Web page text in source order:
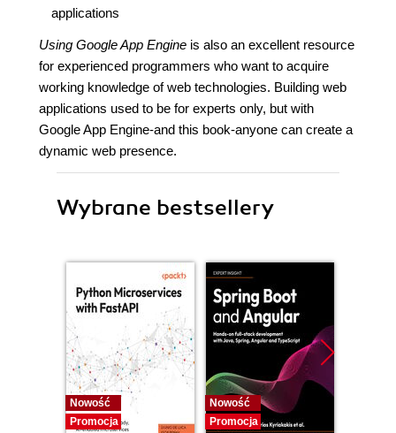
applications
Using Google App Engine is also an excellent resource
for experienced programmers who want to acquire
working knowledge of web technologies. Building web
applications used to be for experts only, but with
Google App Engine-and this book-anyone can create a
dynamic web presence.
Wybrane bestsellery
Nowość
Promocja
Nowość
Promocja